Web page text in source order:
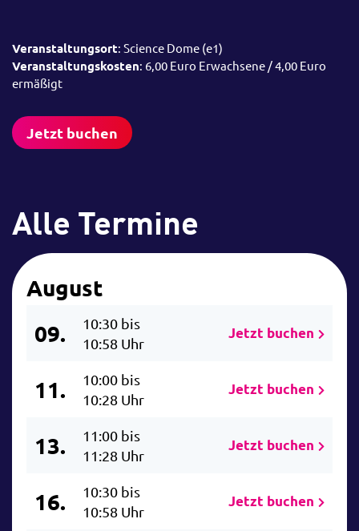
Veranstaltungsort: Science Dome (e1)
Veranstaltungskosten: 6,00 Euro Erwachsene / 4,00 Euro
ermäßigt
Jetzt buchen
Alle Termine
August
09.
10:30 bis
10:58 Uhr
Jetzt buchen
11.
10:00 bis
10:28 Uhr
Jetzt buchen
13.
11:00 bis
11:28 Uhr
Jetzt buchen
16.
10:30 bis
10:58 Uhr
Jetzt buchen